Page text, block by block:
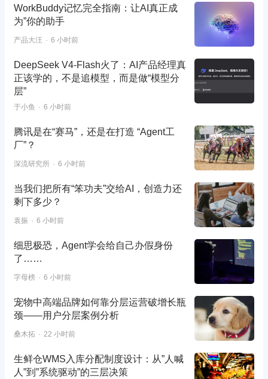
WorkBuddy记忆完全指南：让AI真正成
为”你的助手
产品大汪 6 小时前
DeepSeek V4-Flash火了：AI产品经理真
正该学的，不是追模型，而是做“模型分
层”
于小鱼 6 小时前
腾讯是在“赛马”，还是在打造 “Agent工
厂”？
深流研究所 6 小时前
当我们把所有“笨功夫”交给AI，创造力还
剩下多少？
袁振 6 小时前
细思极恐，Agent学会给自己办假身份
了……
字母榜 6 小时前
宠物中高端品牌如何靠分层运营破增长瓶
颈——用户分层案例分析
桑木拓 22 小时前
生鲜仓WMS入库分配制度设计：从”人喊
人”到”系统驱动”的三层决策